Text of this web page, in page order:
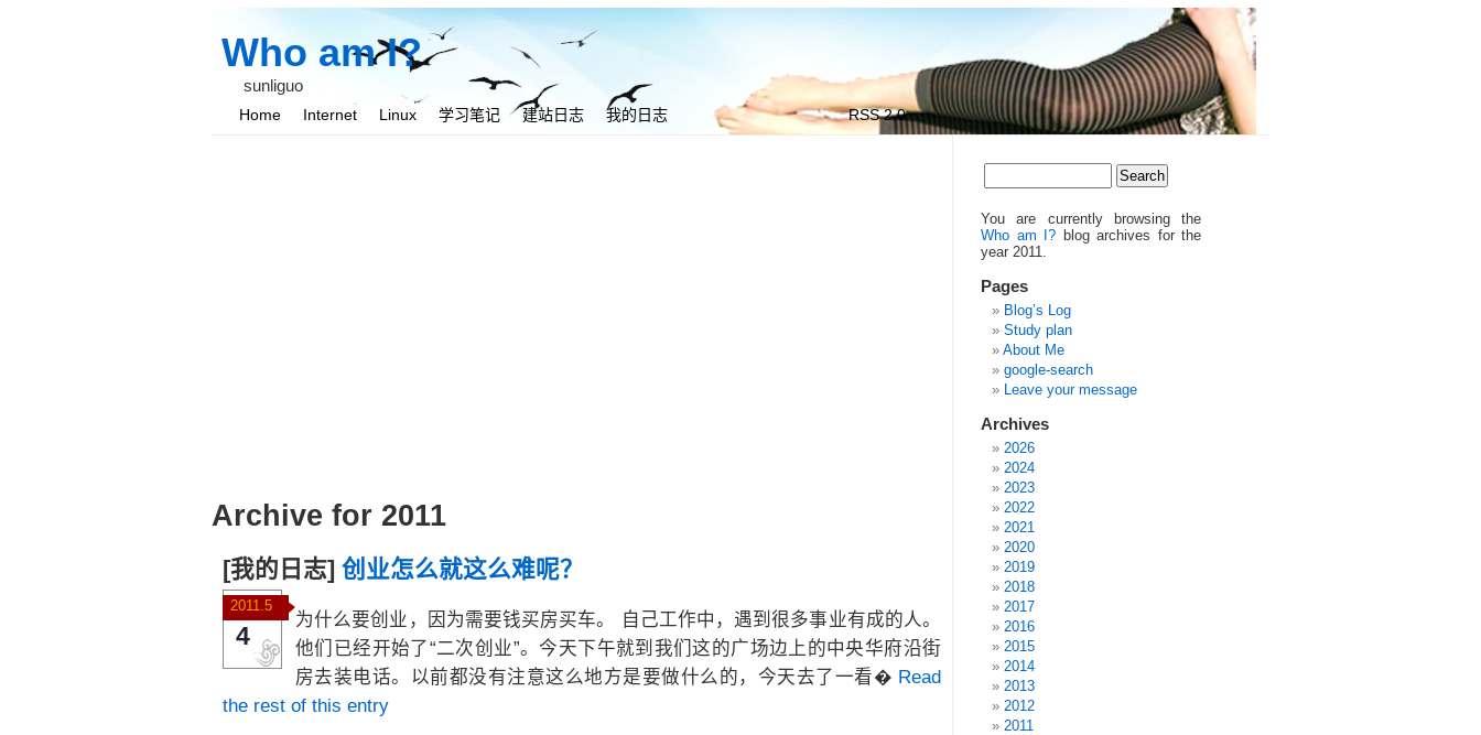
Who am I?
sunliguo
Home Internet Linux 学习笔记 建站日志 我的日志 RSS 2.0
Archive for 2011
[我的日志] 创业怎么就这么难呢？
2011.5
4
为什么要创业，因为需要钱买房买车。 自己工作中，遇到很多事业有成的人。
他们已经开始了“二次创业”。今天下午就到我们这的广场边上的中央华府沿街
房去装电话。以前都没有注意这么地方是要做什么的，今天去了一看� Read
the rest of this entry
You are currently browsing the
Who am I? blog archives for the
year 2011.
Pages
Blog’s Log
Study plan
About Me
google-search
Leave your message
Archives
2026
2024
2023
2022
2021
2020
2019
2018
2017
2016
2015
2014
2013
2012
2011